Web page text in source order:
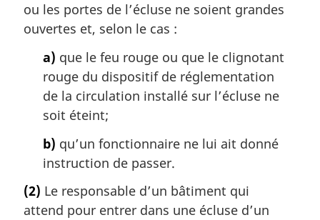
ou les portes de l’écluse ne soient grandes
ouvertes et, selon le cas :
a) que le feu rouge ou que le clignotant
rouge du dispositif de réglementation
de la circulation installé sur l’écluse ne
soit éteint;
b) qu’un fonctionnaire ne lui ait donné
instruction de passer.
(2) Le responsable d’un bâtiment qui
attend pour entrer dans une écluse d’un